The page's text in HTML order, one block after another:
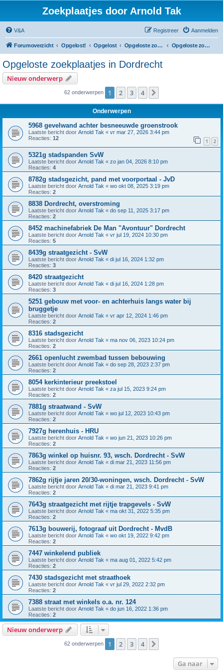
Zoekplaatjes door Arnold Tak
V&A Aanmelden
Registreer
Forumoverzicht Opgelost! Opgelost Opgeloste zoekplaatjes in Zuid-Holland Opgeloste zoekplaatjes in Dordrecht
Opgeloste zoekplaatjes in Dordrecht
Nieuw onderwerp
62 onderwerpen 1 2 3 4
Onderwerpen
5968 gevelwand achter besneeuwde groenstrook
Laatste bericht door Arnold Tak « vr mar 27, 2026 3:44 pm
Reacties: 12 1 2
5321g stadspanden SvW
Laatste bericht door Arnold Tak « zo jan 04, 2026 8:10 pm
Reacties: 4
8782g stadsgezicht, pand met voorportaal - JvD
Laatste bericht door Arnold Tak « wo okt 08, 2025 3:19 pm
Reacties: 2
8838 Dordrecht, overstroming
Laatste bericht door Arnold Tak « do sep 11, 2025 3:17 pm
Reacties: 2
8452 machinefabriek De Man "Avontuur" Dordrecht
Laatste bericht door Arnold Tak « vr jul 19, 2024 10:30 pm
Reacties: 5
8439g straatgezicht - SvW
Laatste bericht door Arnold Tak « di jul 16, 2024 1:32 pm
Reacties: 3
8420 straatgezicht
Laatste bericht door Arnold Tak « di jul 16, 2024 1:28 pm
Reacties: 3
5251 gebouw met voor- en achterhuis langs water bij
bruggetje
Laatste bericht door Arnold Tak « vr apr 12, 2024 1:46 pm
Reacties: 2
8316 stadsgezicht
Laatste bericht door Arnold Tak « ma nov 06, 2023 10:24 pm
Reacties: 2
2661 openlucht zwembad tussen bebouwing
Laatste bericht door Arnold Tak « do sep 28, 2023 2:37 pm
Reacties: 2
8054 kerkinterieur preekstoel
Laatste bericht door Arnold Tak « za jul 15, 2023 9:24 pm
Reacties: 2
7881g straatwand - SvW
Laatste bericht door Arnold Tak « wo jul 12, 2023 10:43 pm
Reacties: 2
7927g herenhuis - HRU
Laatste bericht door Arnold Tak « wo jun 21, 2023 10:26 pm
Reacties: 2
7863g winkel op huisnr. 93, wsch. Dordrecht - SvW
Laatste bericht door Arnold Tak « di mar 21, 2023 11:56 pm
Reacties: 2
7862g rijtje jaren 20/30-woningen, wsch. Dordrecht - SvW
Laatste bericht door Arnold Tak « di mar 21, 2023 9:41 pm
Reacties: 2
7643g straatgezicht met rijtje trapgevels - SvW
Laatste bericht door Arnold Tak « ma okt 31, 2022 5:35 pm
Reacties: 2
7613g bouwerij, fotograaf uit Dordrecht - MvdB
Laatste bericht door Arnold Tak « wo okt 19, 2022 9:42 pm
Reacties: 2
7447 winkelend publiek
Laatste bericht door Arnold Tak « ma aug 01, 2022 5:42 pm
Reacties: 2
7430 stadsgezicht met straathoek
Laatste bericht door Arnold Tak « vr jul 29, 2022 2:32 pm
Reacties: 2
7388 straat met winkels o.a. nr. 124
Laatste bericht door Arnold Tak « do jun 16, 2022 1:36 pm
Reacties: 2
Nieuw onderwerp
62 onderwerpen 1 2 3 4
Ga naar